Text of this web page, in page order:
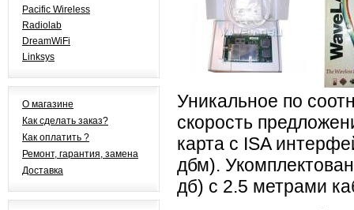
Pacific Wireless
Radiolab
DreamWiFi
Linksys
О магазине
Как сделать заказ?
Как оплатить ?
Ремонт, гарантия, замена
Доставка
Уникальное по
скорость
карта с ISA
дбм).
дб) c 2.5 метрами